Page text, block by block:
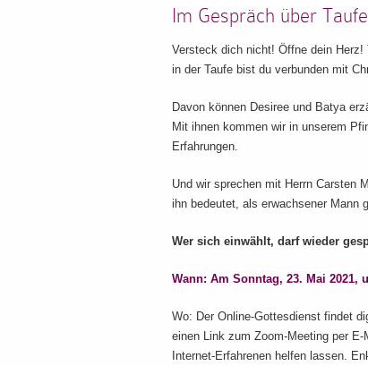
Im Gespräch über
Versteck dich nicht! Öffne dein Herz!
in der Taufe bist du verbunden mit
Davon können Desiree und Batya
Mit ihnen kommen wir in unserem
Erfahrungen.
Und wir sprechen mit Herrn Carsten
ihn bedeutet, als erwachsener Mann
Wer sich einwählt, darf wieder
Wann: Am Sonntag, 23. Mai 2021,
Wo: Der Online-Gottesdienst findet
einen Link zum Zoom-Meeting per
Internet-Erfahrenen helfen lassen.